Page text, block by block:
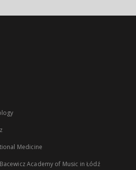
Medicine
Academy of Music in Łódź